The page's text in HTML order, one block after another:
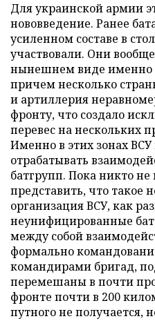
Для украинской армии
нововведение. Ранее
усиленном составе в
участвовали. Они
нынешнем виде именно
причем несколько
и артиллерия
фронту, что создало
перевес на нескольких
Именно в этих зонах
отрабатывать
батгрупп. Пока никто
представить, что такое
организация ВСУ, как
неунифицированные
между собой
формально
командирами бригад,
перемешаны в почти
фронте почти в 200
путного не получается,